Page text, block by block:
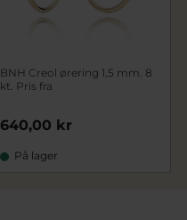
BNH Creol ørering 1,5 mm. 8
kt. Pris fra
640,00 kr
På lager